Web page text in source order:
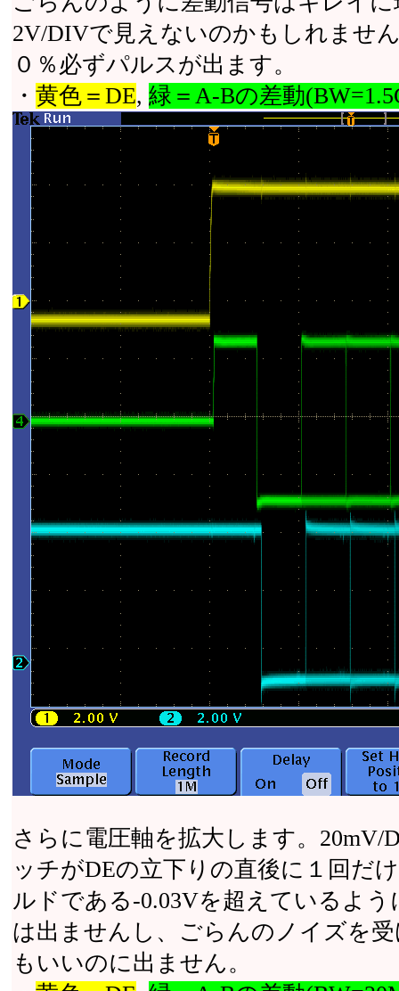
2V/DIVで見えないのかもしれませ
０％必ずパルスが出ます。
・ 黄色＝DE, 緑＝A-Bの差動
さらに電圧軸を拡大します。
ッチがDEの立下りの直後に１回だ
ルドである-0.03Vを超えているよ
は出ませんし、ごらんのノイズを
もいいのに出ません。